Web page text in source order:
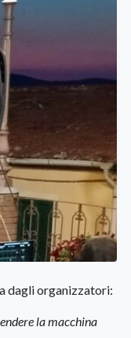
dagli organizzatori:
la macchina